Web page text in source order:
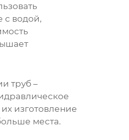
с водой,
труб –
изготовление
места.